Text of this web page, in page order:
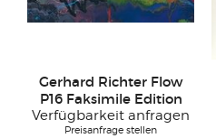
Gerhard Richter Flow
P16 Faksimile Edition
Verfügbarkeit anfragen
Preisanfrage stellen